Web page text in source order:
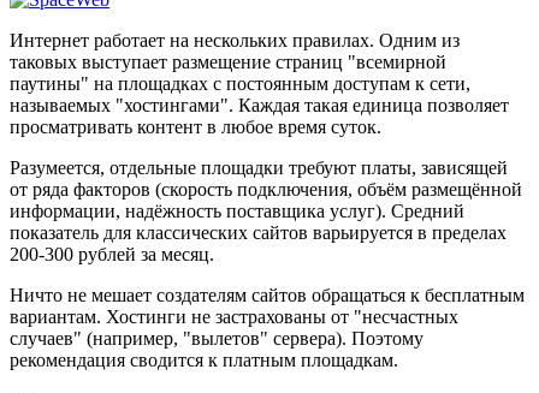
Интернет работает на нескольких правилах. Одним из
таковых выступает размещение страниц "всемирной
паутины" на площадках с постоянным доступам к сети,
называемых "хостингами". Каждая такая единица позволяет
просматривать контент в любое время суток.
Разумеется, отдельные площадки требуют платы, зависящей
от ряда факторов (скорость подключения, объём размещённой
информации, надёжность поставщика услуг). Средний
показатель для классических сайтов варьируется в пределах
200-300 рублей за месяц.
Ничто не мешает создателям сайтов обращаться к бесплатным
вариантам. Хостинги не застрахованы от "несчастных
случаев" (например, "вылетов" сервера). Поэтому
рекомендация сводится к платным площадкам.